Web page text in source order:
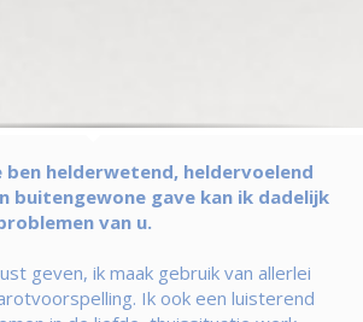
ben helderwetend, heldervoelend
buitengewone gave kan ik dadelijk
van u.
geven, ik maak gebruik van allerlei
Ik ook een luisterend